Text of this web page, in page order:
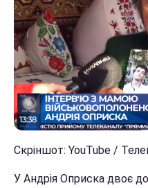
Скріншот: YouTube /
У Андрія Оприска двоє